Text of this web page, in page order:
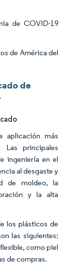
de COVID-19
de América del
de
aplicación más
Las principales
ingeniería en el
al desgaste y
de moldeo, la
y la alta
los plásticos de
las siguientes:
como piel
de compras.